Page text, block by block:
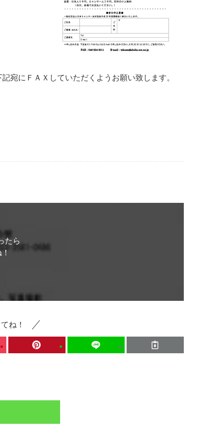
宛にＦＡＸしていただくようお願い致します。
たら
ね！